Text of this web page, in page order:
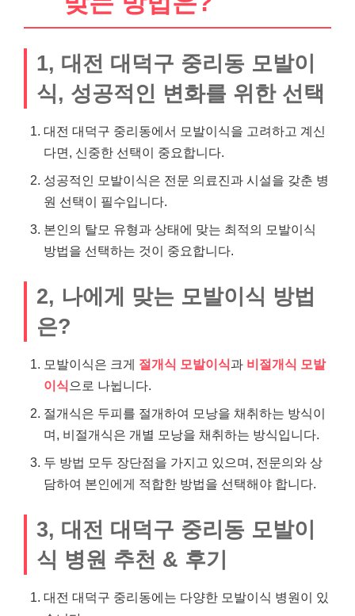
1, 대전 대덕구 중리동 모발이
식, 성공적인 변화를 위한 선택
대전 대덕구 중리동에서 모발이식을 고려하고 계신
다면, 신중한 선택이 중요합니다.
성공적인 모발이식은 전문 의료진과 시설을 갖춘 병
원 선택이 필수입니다.
본인의 탈모 유형과 상태에 맞는 최적의 모발이식
방법을 선택하는 것이 중요합니다.
2, 나에게 맞는 모발이식 방법
은?
모발이식은 크게 절개식 모발이식과 비절개식 모발
이식 으로 나뉩니다.
절개식은 두피를 절개하여 모낭을 채취하는 방식이
며, 비절개식은 개별 모낭을 채취하는 방식입니다.
두 방법 모두 장단점을 가지고 있으며, 전문의와 상
담하여 본인에게 적합한 방법을 선택해야 합니다.
3, 대전 대덕구 중리동 모발이
식 병원 추천 & 후기
대전 대덕구 중리동에는 다양한 모발이식 병원이 있